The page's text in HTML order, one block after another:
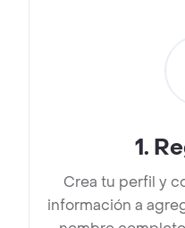
1.
Crea tu perfil y
información a